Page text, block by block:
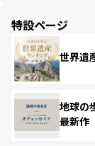
特設ページ
世界遺
地球の
最新作